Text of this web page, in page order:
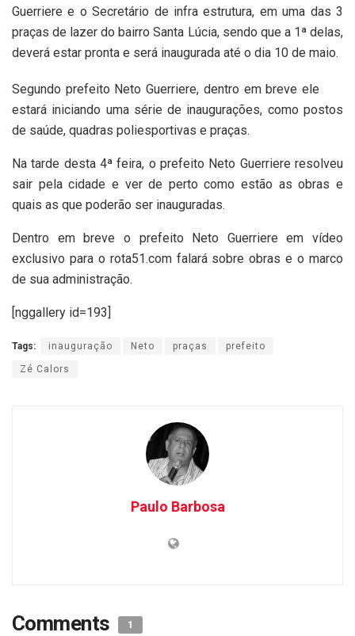
Guerriere e o Secretário de infra estrutura, em uma das 3
praças de lazer do bairro Santa Lúcia, sendo que a 1ª delas,
deverá estar pronta e será inaugurada até o dia 10 de maio.
Segundo prefeito Neto Guerriere, dentro em breve ele
estará iniciando uma série de inaugurações, como postos
de saúde, quadras poliesportivas e praças.
Na tarde desta 4ª feira, o prefeito Neto Guerriere resolveu
sair pela cidade e ver de perto como estão as obras e
quais as que poderão ser inauguradas.
Dentro em breve o prefeito Neto Guerriere em vídeo
exclusivo para o rota51.com falará sobre obras e o marco
de sua administração.
[nggallery id=193]
Tags: inauguração Neto praças prefeito
Zé Calors
Paulo Barbosa
Comments 1